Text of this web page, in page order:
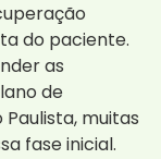
do paciente.
as
de
muitas
fase inicial.